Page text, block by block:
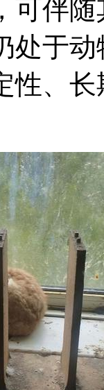
可伴
处于
性、